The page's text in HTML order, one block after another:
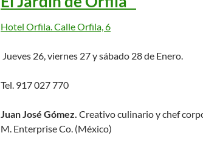
Hotel Orfila. Calle Orfila, 6
Jueves 26, viernes 27 y sábado 28 de Enero.
Tel. 917 027 770
Juan José Gómez. Creativo culinario y chef
M. Enterprise Co. (México)